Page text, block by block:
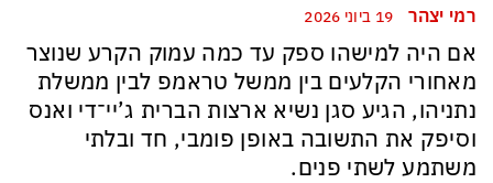
רמי יצהר
אם היה למישהו ספק עד כמה עמוק הקרע שנוצר
מאחורי הקלעים בין ממשל טראמפ לבין ממשלת
נתניהו, הגיע סגן נשיא ארצות הברית ג’יי־די ואנס
וסיפק את התשובה באופן פומבי, חד ובלתי
משתמע לשתי פנים.